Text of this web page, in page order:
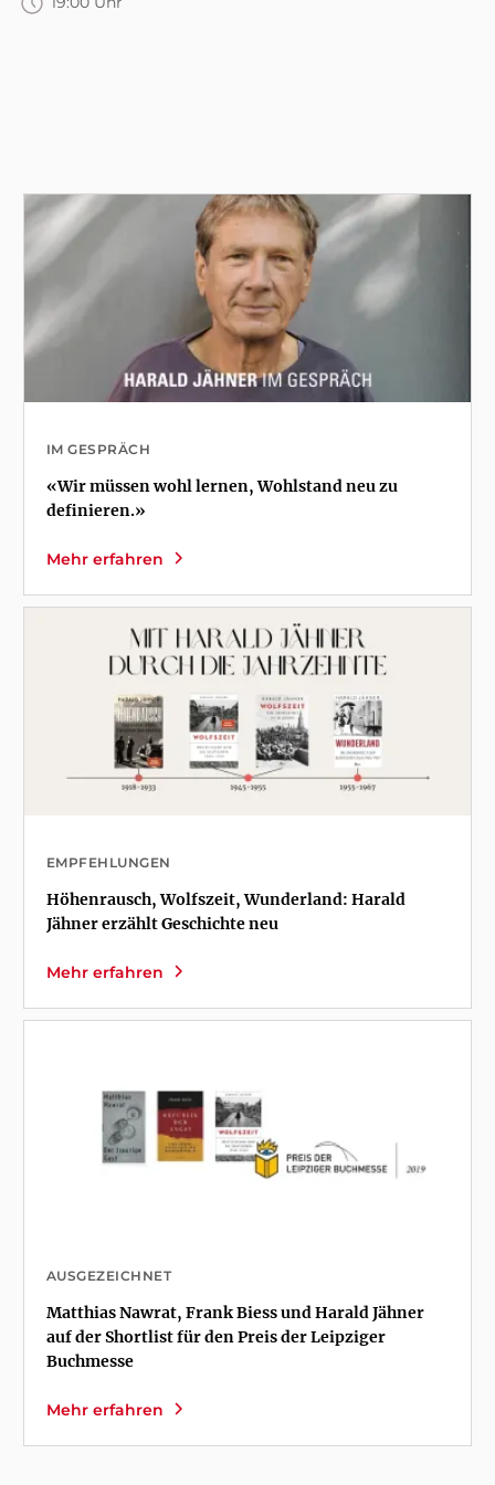
IM GESPRÄCH
«Wir müssen wohl lernen, Wohlstand neu zu
definieren.»
Mehr erfahren
EMPFEHLUNGEN
Höhenrausch, Wolfszeit, Wunderland: Harald
Jähner erzählt Geschichte neu
Mehr erfahren
AUSGEZEICHNET
Matthias Nawrat, Frank Biess und Harald Jähner
auf der Shortlist für den Preis der Leipziger
Buchmesse
Mehr erfahren